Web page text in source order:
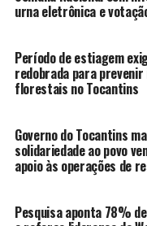
urna eletrônica e
Período de estiagem
redobrada para prevenir
florestais no Tocantins
Governo do Tocantins
solidariedade ao povo
apoio às operações de
Pesquisa aponta 78%